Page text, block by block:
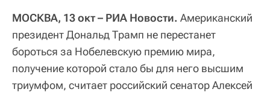
МОСКВА, 13 окт – РИА Новости. Американский
президент Дональд Трамп не перестанет
бороться за Нобелевскую премию мира,
получение которой стало бы для него высшим
триумфом, считает российский сенатор Алексей